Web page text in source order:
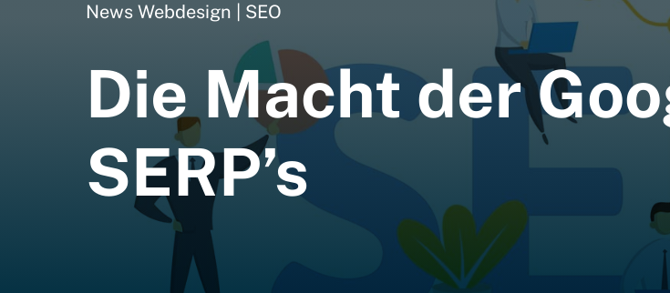
News Webdesign | SEO
Die Macht der
SERP’s